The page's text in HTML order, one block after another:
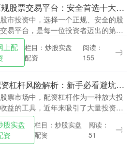
正规股票交易平台：安全首选十大券商
市投资中，选择一个正规、安全的股
易平台，是每一位投资者迈出的第一
也是最关键的一步。随着金融市场的
断发展，各类券商平台层出不穷，但并
所有平台都具备....
上配
栏目：炒股实盘
配资
阅读：
155
配资杠杆风险解析：新手必看避坑指南
票市场中，配资杠杆作为一种放大投
益的工具，近年来吸引了大量投资者
。尤其对于资金有限的新手来说，配
似乎是一条“以小博大”的捷径。然而，
收益往往伴随....
股实盘
资
栏目：炒股实盘
配资
阅读：
51